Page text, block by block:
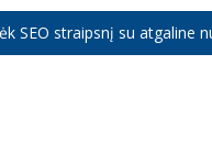
SEO straipsnį su atgaline